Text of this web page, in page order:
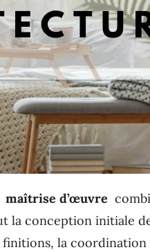
maîtrise d’œuvre
la conception initiale
la